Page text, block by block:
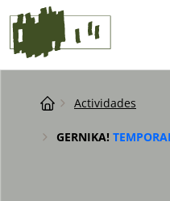
Saltar al contingut
Navegación
Breadcrumb
Actividades
GERNIKA!